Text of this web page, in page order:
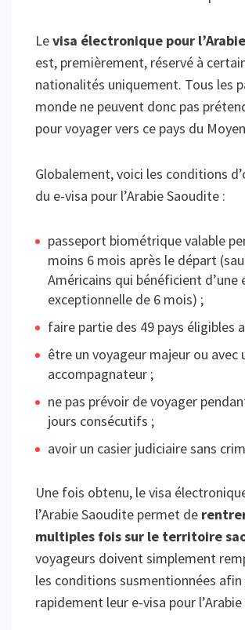
Levisa électronique pour
est, premièrement, réservé à
nationalités uniquement. Tous les
monde ne peuvent donc pas
pour voyager vers ce pays du
Globalement, voici les conditions
du e-visa pour l’Arabie Saoudite :
passeport biométrique valable
moins 6 mois après le départ
Américains qui bénéficient d’une
exceptionnelle de 6 mois) ;
faire partie des 49 pays éligibles
être un voyageur majeur ou avec
accompagnateur ;
ne pas prévoir de voyager
jours consécutifs ;
avoir un casier judiciaire sans
Une fois obtenu, le visa
l’Arabie Saoudite permet de
multiples fois sur le territoire
voyageurs doivent simplement
les conditions susmentionnées afin
rapidement leur e-visa pour